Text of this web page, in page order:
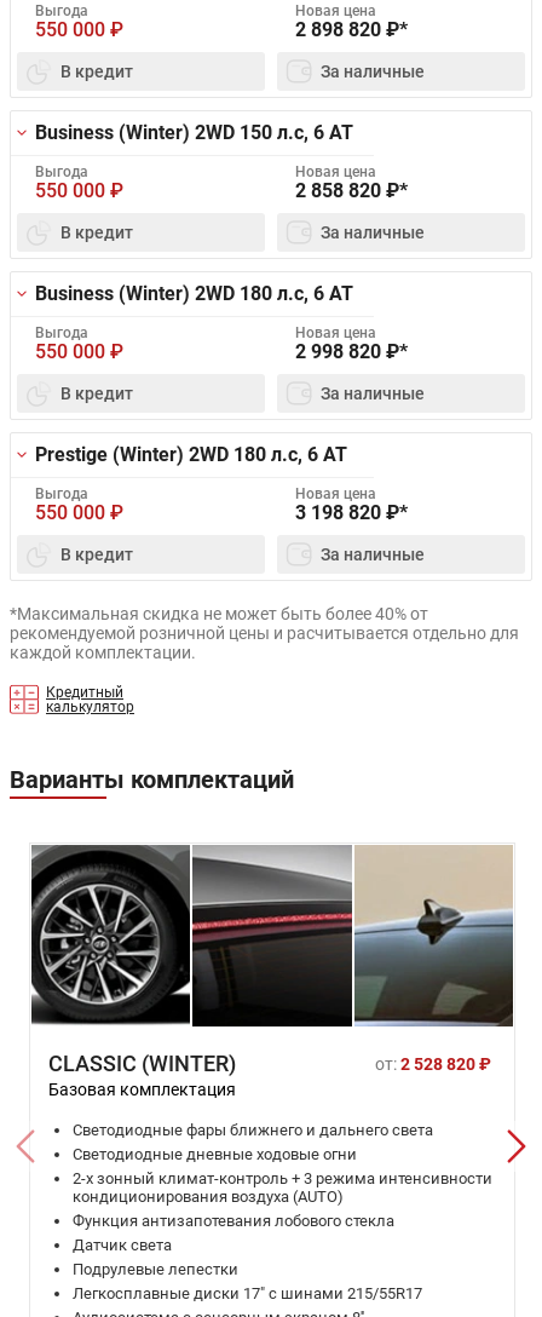
Выгода
550 000 ₽
Новая цена
2 898 820 ₽*
В кредит За наличные
Business (Winter) 2WD 150 л.с, 6 AT
Выгода
550 000 ₽
Новая цена
2 858 820 ₽*
В кредит За наличные
Business (Winter) 2WD 180 л.с, 6 AT
Выгода
550 000 ₽
Новая цена
2 998 820 ₽*
В кредит За наличные
Prestige (Winter) 2WD 180 л.с, 6 AT
Выгода
550 000 ₽
Новая цена
3 198 820 ₽*
В кредит За наличные
*Максимальная скидка не может быть более 40% от
рекомендуемой розничной цены и расчитывается отдельно для
каждой комплектации.
Кредитный
калькулятор
Варианты комплектаций
CLASSIC (WINTER) от:2 528 820 ₽
Базовая комплектация
Светодиодные фары ближнего и дальнего света
Светодиодные дневные ходовые огни
2-х зонный климат-контроль + 3 режима интенсивности
кондиционирования воздуха (AUTO)
Функция антизапотевания лобового стекла
Датчик света
Подрулевые лепестки
Легкосплавные диски 17" с шинами 215/55R17